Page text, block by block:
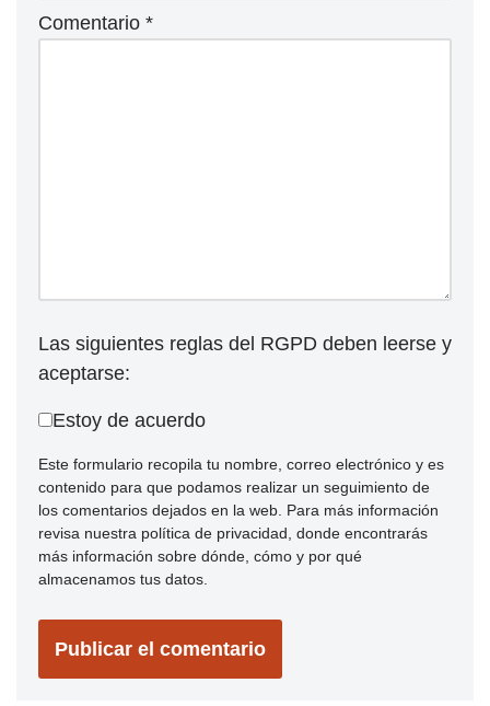
Comentario *
Las siguientes reglas del RGPD deben leerse y
aceptarse:
Estoy de acuerdo
Este formulario recopila tu nombre, correo electrónico y es
contenido para que podamos realizar un seguimiento de
los comentarios dejados en la web. Para más información
revisa nuestra política de privacidad, donde encontrarás
más información sobre dónde, cómo y por qué
almacenamos tus datos.